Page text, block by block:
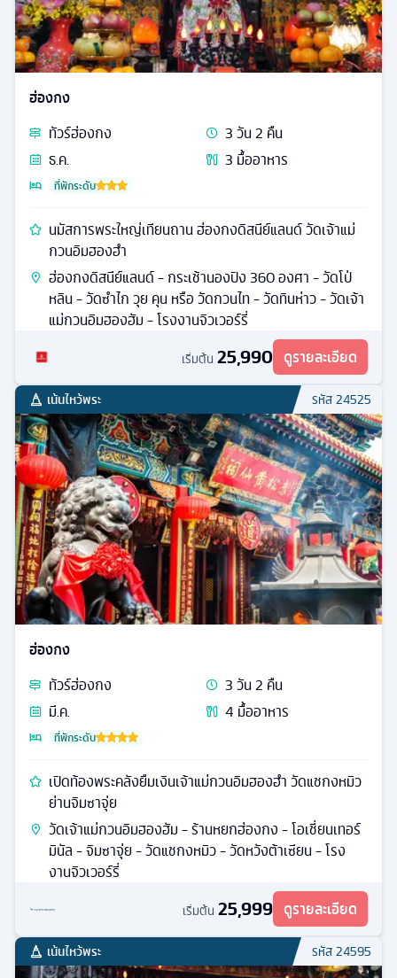
ฮ่องกง
ทัวร์ฮ่องกง 3วัน2 คืน
ธ.ค.
3 มื้ออาหาร
ที่พักระดับ
นมัสการพระใหญ่เทียนถาน ฮ่องกงดิสนีย์แลนด์ วัดเจ้าแม่
กวนอิมฮองฮำ
ฮ่องกงดิสนีย์แลนด์ - กระเช้านองปิง 360 องศา - วัดโป่
หลิน - วัดซำไก วุย คุน หรือ วัดกวนไท - วัดทินห่าว - วัดเจ้า
แม่กวนอิมฮองฮัม - โรงงานจิวเวอร์รี่
เริ่มต้น 25,990 ดูรายละเอียด
เน้นไหว้พระ รหัส24525
ฮ่องกง
ทัวร์ฮ่องกง 3วัน2 คืน
มี.ค.
4 มื้ออาหาร
ที่พักระดับ
เปิดท้องพระคลังยืมเงินเจ้าแม่กวนอิมฮองฮำ วัดแชกงหมิว
ย่านจิมซาจุ่ย
วัดเจ้าแม่กวนอิมฮองฮัม - ร้านหยกฮ่องกง - โอเชี่ยนเทอร์
มินัล - จิมซาจุ่ย - วัดแชกงหมิว - วัดหวังต้าเซียน - โรง
งานจิวเวอร์รี่
เริ่มต้น 25,999 ดูรายละเอียด
เน้นไหว้พระ รหัส24595